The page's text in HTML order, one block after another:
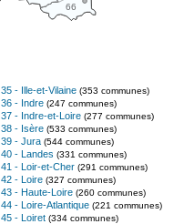
66
35 - Ille-et-Vilaine (353 communes)
36 - Indre (247 communes)
37 - Indre-et-Loire (277 communes)
38 - Isère (533 communes)
39 - Jura (544 communes)
40 - Landes (331 communes)
41 - Loir-et-Cher (291 communes)
42 - Loire (327 communes)
43 - Haute-Loire (260 communes)
44 - Loire-Atlantique (221 communes)
45 - Loiret (334 communes)